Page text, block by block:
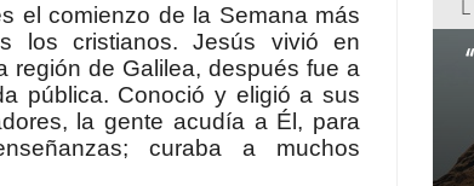
de la Semana más
los cristianos. Jesús vivió en
región de Galilea, después fue a
pública. Conoció y eligió a sus
la gente acudía a Él, para
curaba a muchos